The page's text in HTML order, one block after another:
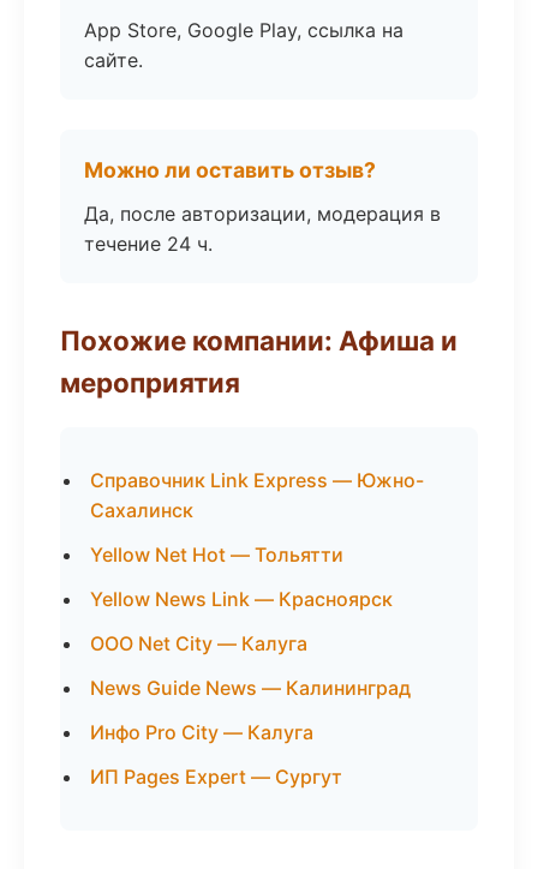
App Store, Google Play, ссылка на
сайте.
Можно ли оставить отзыв?
Да, после авторизации, модерация в
течение 24 ч.
Похожие компании: Афиша и
мероприятия
Справочник Link Express — Южно-
Сахалинск
Yellow Net Hot — Тольятти
Yellow News Link — Красноярск
ООО Net City — Калуга
News Guide News — Калининград
Инфо Pro City — Калуга
ИП Pages Expert — Сургут